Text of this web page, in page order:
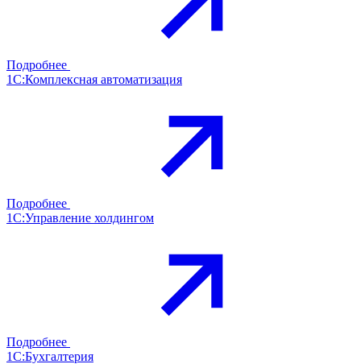
Подробнее
1С:Комплексная автоматизация
Подробнее
1С:Управление холдингом
Подробнее
1С:Бухгалтерия